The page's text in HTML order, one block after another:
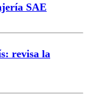
SAE
revisa la